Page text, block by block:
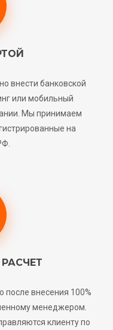
внести банковской
или мобильный
Мы принимаем
на
после внесения 100%
менеджером.
клиенту по